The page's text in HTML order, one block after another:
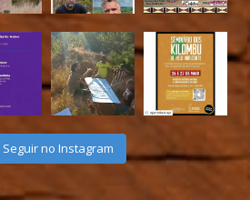
Seguir no Instagram